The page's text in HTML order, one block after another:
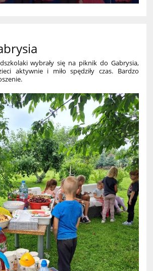
wybrały się na piknik do Gabrysia,
aktywnie i miło spędziły czas. Bardzo